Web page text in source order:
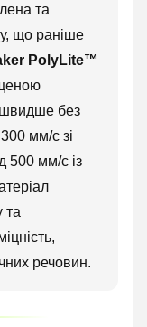
та
що раніше
PolyLite™
швидше без
мм/с зі
500 мм/с із
та
речовин.